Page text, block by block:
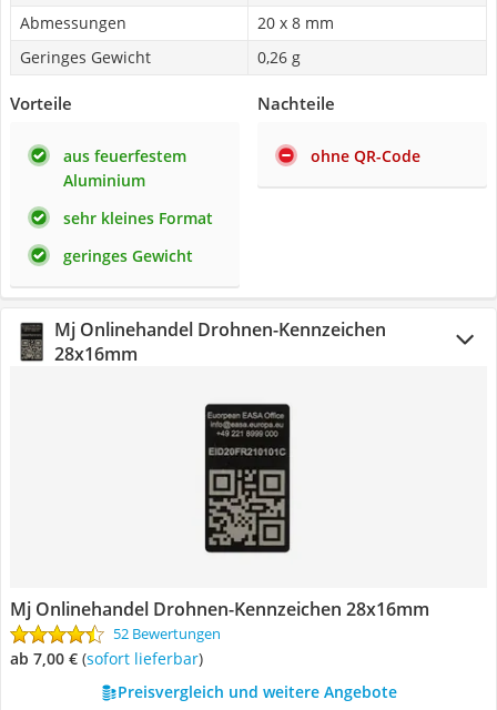
Abmessungen
20 x 8 mm
Geringes Gewicht
0,26 g
Vorteile
aus feuerfestem
Aluminium
sehr kleines Format
geringes Gewicht
Nachteile
ohne QR-Code
Mj Onlinehandel Drohnen-Kennzeichen
28x16mm
Mj Onlinehandel Drohnen-Kennzeichen 28x16mm
52 Bewertungen
ab 7,00 € ( Sofort lieferbar)
Preisvergleich und weitere Angebote